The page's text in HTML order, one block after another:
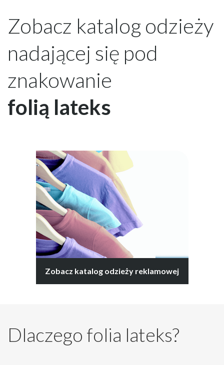
Zobacz katalog odzieży
nadającej się pod
znakowanie
folią lateks
Zobacz katalog odzieży reklamowej
Dlaczego folia lateks?